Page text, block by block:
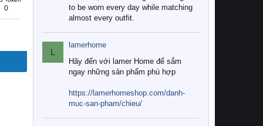
0
to be worn every day while matching
almost every outfit.
L
lamerhome
Hãy đến với lamer Home để sắm
ngay những sản phẩm phù hợp
https://lamerhomeshop.com/danh-
muc-san-pham/chieu/